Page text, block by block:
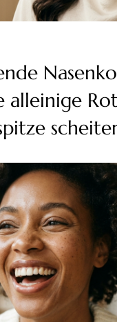
alleinige